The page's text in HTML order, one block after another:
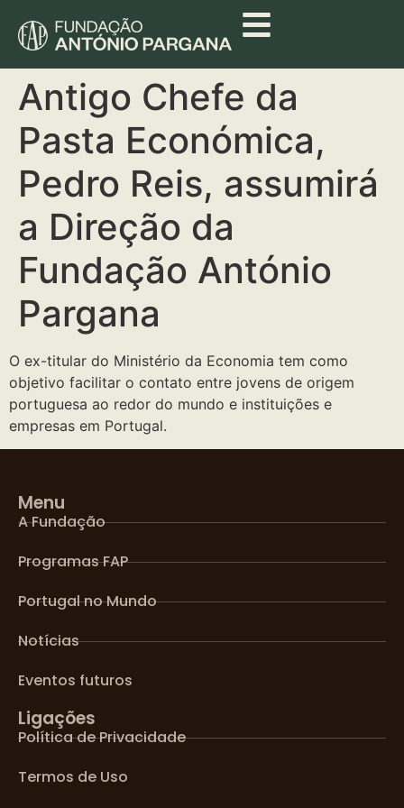
Antigo Chefe da
Pasta Económica,
Pedro Reis, assumirá
a Direção da
Fundação António
Pargana
O ex-titular do Ministério da Economia tem como
objetivo facilitar o contato entre jovens de origem
portuguesa ao redor do mundo e instituições e
empresas em Portugal.
Menu
A Fundação
Programas FAP
Portugal no Mundo
Notícias
Eventos futuros
Ligações
Política de Privacidade
Termos de Uso